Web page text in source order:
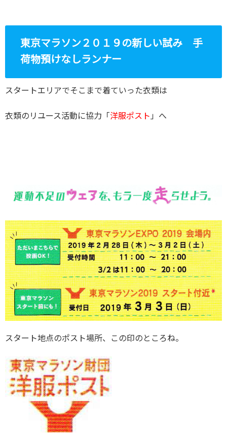
東京マラソン２０１９の新しい試み 手
荷物預けなしランナー
スタートエリアでそこまで着ていった衣類は
衣類のリユース活動に協力「 洋服ポスト 」へ
スタート地点のポスト場所、この印のところね。